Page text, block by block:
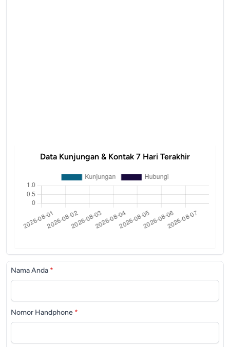
Data Kunjungan & Kontak 7 Hari Terakhir
Nama Anda *
Nomor Handphone *